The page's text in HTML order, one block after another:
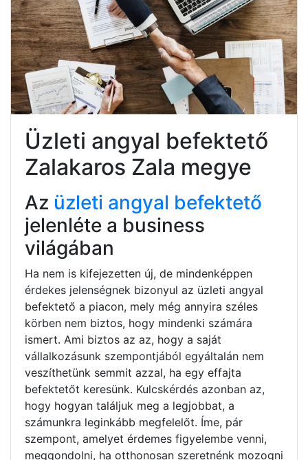
Üzleti angyal befektető
Zalakaros Zala megye
Az üzleti angyal befektető
jelenléte a business
világában
Ha nem is kifejezetten új, de mindenképpen
érdekes jelenségnek bizonyul az üzleti angyal
befektető a piacon, mely még annyira széles
körben nem biztos, hogy mindenki számára
ismert. Ami biztos az az, hogy a saját
vállalkozásunk szempontjából egyáltalán nem
veszíthetünk semmit azzal, ha egy effajta
befektetőt keresünk. Kulcskérdés azonban az,
hogy hogyan találjuk meg a legjobbat, a
számunkra leginkább megfelelőt. Íme, pár
szempont, amelyet érdemes figyelembe venni,
meggondolni, ha otthonosan szeretnénk mozogni